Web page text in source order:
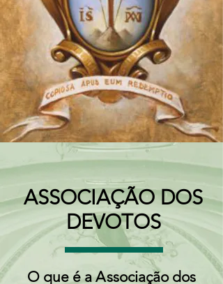
ASSOCIAÇÃO DOS
DEVOTOS
O que é aAssociação dos